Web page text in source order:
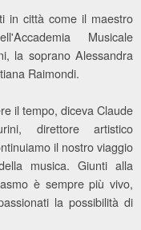
in città come il maestro
Musicale
la soprano Alessandra
Raimondi.
il tempo, diceva Claude
direttore artistico
il nostro viaggio
musica. Giunti alla
è sempre più vivo,
la possibilità di